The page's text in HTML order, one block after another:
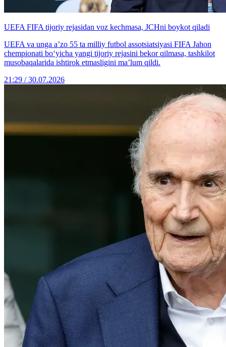
UEFA FIFA tijoriy rejasidan voz kechmasa, JCHni boykot qiladi
UEFA va unga a’zo 55 ta milliy futbol assotsiatsiyasi FIFA Jahon
chempionati bo‘yicha yangi tijoriy rejasini bekor qilmasa, tashkilot
musobaqalarida ishtirok etmasligini ma’lum qildi.
21:29 / 30.07.2026